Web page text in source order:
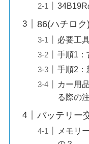
34B19R
86(ハチロ
必要工
手順1：
手順2：
カー用
る際の
バッテリー
メモリ